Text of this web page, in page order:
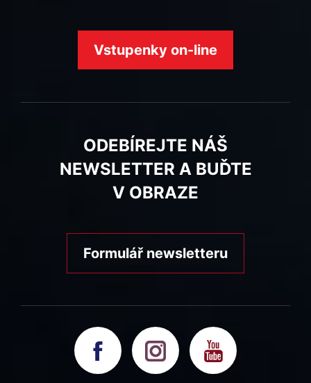
Vstupenky on-line
ODEBÍREJTE NÁŠ
NEWSLETTER A BUĎTE
V OBRAZE
Formulář newsletteru